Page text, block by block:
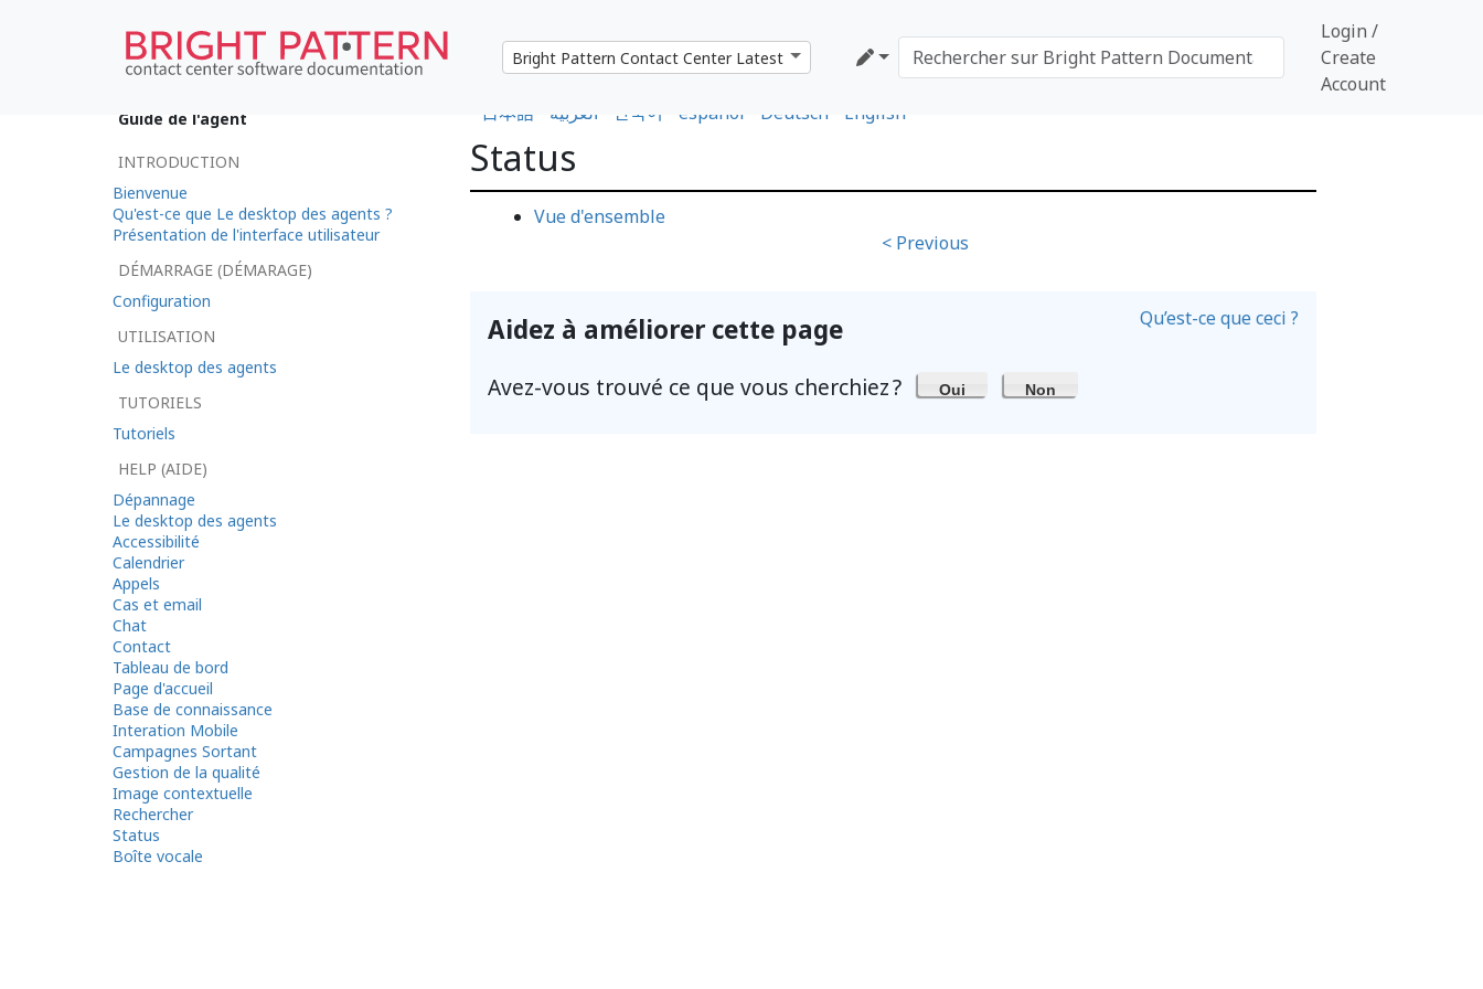
Login /
Create
Account
日本語 العربية 한국어 español Deutsch English
Status
Vue d'ensemble
< Previous
Aidez à améliorer cette page Qu’est-ce que ceci ?
Avez-vous trouvé ce que vous cherchiez ? Oui Non
Guide de l'agent
INTRODUCTION
Bienvenue
Qu'est-ce que Le desktop des agents ?
Présentation de l'interface utilisateur
DÉMARRAGE (DÉMARAGE)
Configuration
UTILISATION
Le desktop des agents
TUTORIELS
Tutoriels
HELP (AIDE)
Dépannage
Le desktop des agents
Accessibilité
Calendrier
Appels
Cas et email
Chat
Contact
Tableau de bord
Page d'accueil
Base de connaissance
Interation Mobile
Campagnes Sortant
Gestion de la qualité
Image contextuelle
Rechercher
Status
Boîte vocale